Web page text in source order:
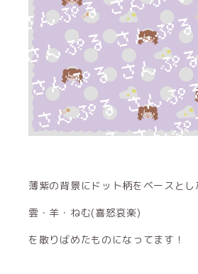
薄紫の背景にドット柄をベースとし
雲・羊・ねむ(喜怒哀楽)
を散りばめたものになってます！